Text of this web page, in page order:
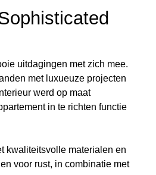
uitdagingen met zich mee.
met luxueuze projecten
werd op maat
in te richten functie
kwaliteitsvolle materialen en
voor rust, in combinatie met